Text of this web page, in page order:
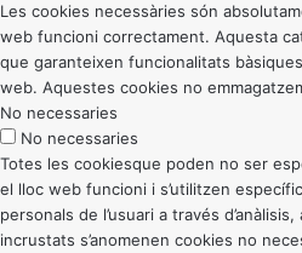
Les cookies necessàries són
web funcioni correctament. Aquesta
que garanteixen funcionalitats
web. Aquestes cookies no
No necessaries
No necessaries
Totes les cookiesque poden no ser
el lloc web funcioni i s’utilitzen
personals de l’usuari a través
incrustats s’anomenen cookies no